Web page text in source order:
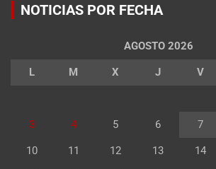
NOTICIAS POR FECHA
AGOSTO 2026
L M X J V
3 4 5 6 7
10 11 12 13 14